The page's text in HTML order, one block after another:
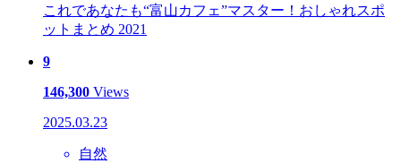
これであなたも“富山カフェ”マスター！おしゃれスポ
ットまとめ 2021
9
146,300 Views
2025.03.23
自然